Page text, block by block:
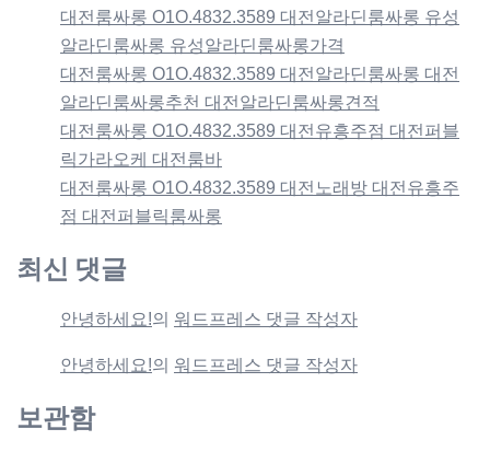
대전룸싸롱 O1O.4832.3589 대전알라딘룸싸롱 유성
알라딘룸싸롱 유성알라딘룸싸롱가격
대전룸싸롱 O1O.4832.3589 대전알라딘룸싸롱 대전
알라딘룸싸롱추천 대전알라딘룸싸롱견적
대전룸싸롱 O1O.4832.3589 대전유흥주점 대전퍼블
릭가라오케 대전룸바
대전룸싸롱 O1O.4832.3589 대전노래방 대전유흥주
점 대전퍼블릭룸싸롱
최신 댓글
안녕하세요!의 워드프레스 댓글 작성자
안녕하세요!의 워드프레스 댓글 작성자
보관함